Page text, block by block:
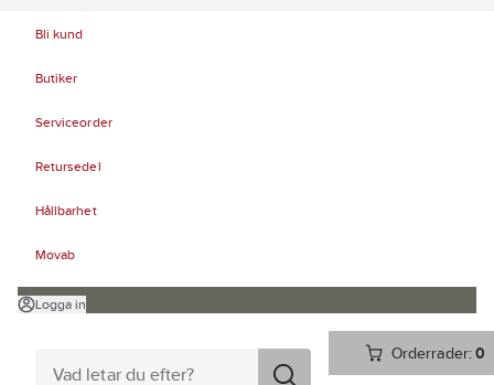
Bli kund
Butiker
Serviceorder
Retursedel
Hållbarhet
Movab
Logga in
Orderrader:0